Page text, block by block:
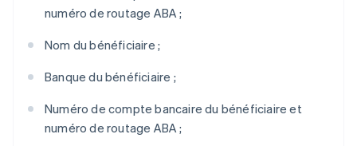
numéro de routage ABA ;
Nom du bénéficiaire ;
Banque du bénéficiaire ;
Numéro de compte bancaire du bénéficiaire et
numéro de routage ABA ;